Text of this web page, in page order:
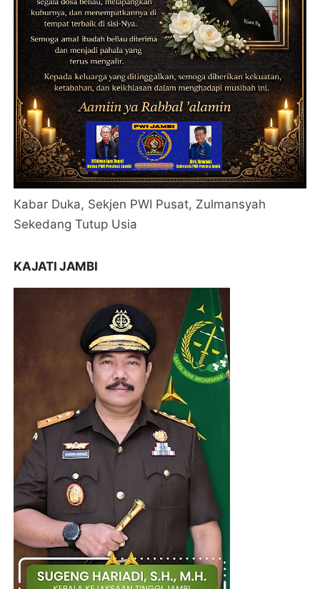
Kabar Duka, Sekjen PWI Pusat, Zulmansyah
Sekedang Tutup Usia
KAJATI JAMBI